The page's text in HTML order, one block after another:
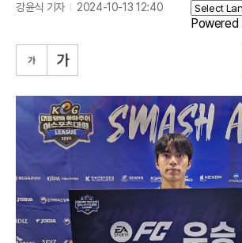
강윤식 기자 2024-10-13 12:40
Powered